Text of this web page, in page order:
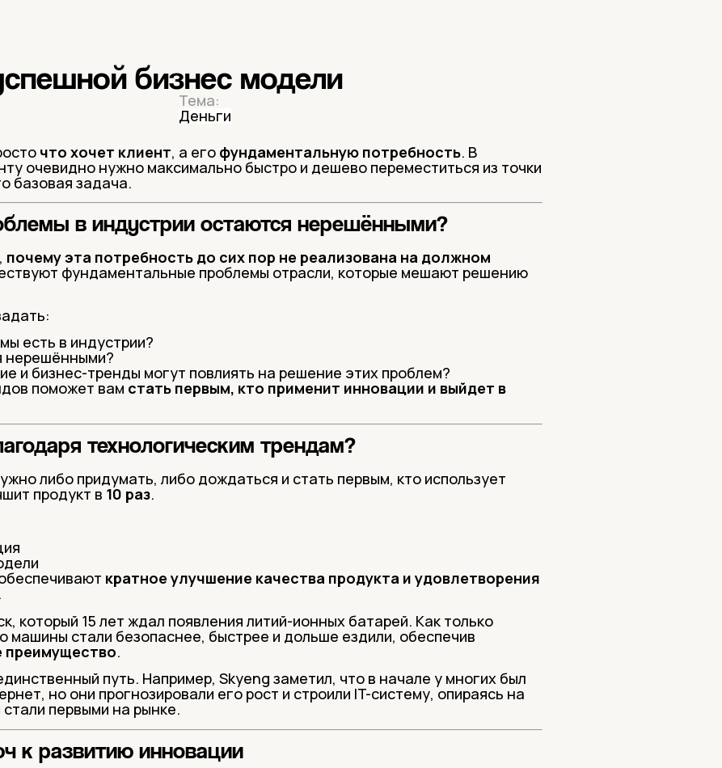
бизнес модели
Тема:
Деньги
что хочет клиент, а его фундаментальную потребность. В
очевидно нужно максимально быстро и дешево переместиться из точки
базовая задача.
в индустрии остаются нерешёнными?
почему эта потребность до сих пор не реализована на должном
фундаментальные проблемы отрасли, которые мешают решению
есть в индустрии?
нерешёнными?
и бизнес-тренды могут повлиять на решение этих проблем?
поможет вам стать первым, кто применит инновации и выйдет в
технологическим трендам?
либо придумать, либо дождаться и стать первым, кто использует
продукт в 10 раз.
кратное улучшение качества продукта и удовлетворения
.
который 15 лет ждал появления литий-ионных батарей. Как только
машины стали безопаснее, быстрее и дольше ездили, обеспечив
преимущество.
путь. Например, Skyeng заметил, что в начале у многих был
но они прогнозировали его рост и строили IT-систему, опираясь на
первыми на рынке.
к развитию инновации